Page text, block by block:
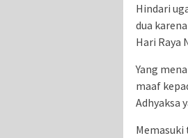
Hindari
dua
Hari Raya
Yang
maaf
Adhyaksa
Memasuki